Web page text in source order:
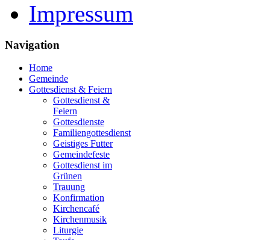
Impressum
Navigation
Home
Gemeinde
Gottesdienst & Feiern
Gottesdienst &
Feiern
Gottesdienste
Familiengottesdienst
Geistiges Futter
Gemeindefeste
Gottesdienst im
Grünen
Trauung
Konfirmation
Kirchencafé
Kirchenmusik
Liturgie